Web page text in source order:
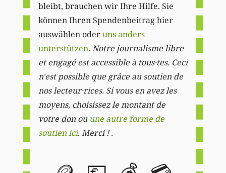
bleibt, brauchen wir Ihre Hilfe. Sie
können Ihren Spendenbeitrag hier
auswählen oderuns anders
unterstützen. Notre journalisme libre
et engagé est accessible à tous·tes. Ceci
n'est possible que grâce au soutien de
nos lecteur·rices. Si vous en avez les
moyens, choisissez le montant de
votre don ou une autre forme de
soutien ici. Merci ! .